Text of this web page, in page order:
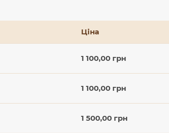
Ціна
1 100,00 грн
1 100,00 грн
1 500,00 грн